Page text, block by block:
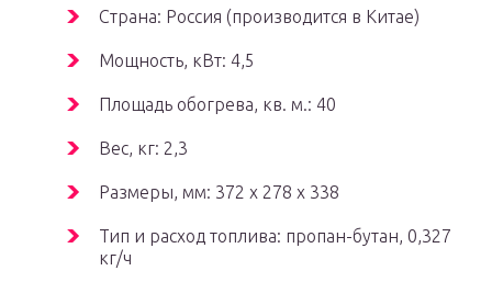
Страна: Россия (производится в Китае)
Мощность, кВт: 4,5
Площадь обогрева, кв. м.: 40
Вес, кг: 2,3
Размеры, мм: 372 х 278 х 338
Тип и расход топлива: пропан-бутан, 0,327
кг/ч